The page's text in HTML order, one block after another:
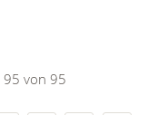
95 von 95